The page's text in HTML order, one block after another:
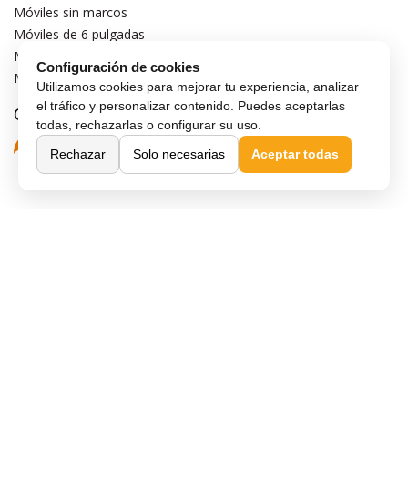
Móviles sin marcos
Móviles de 6 pulgadas
Móviles todoterreno
Móviles 4G
Confianza y seguridad
Configuración de cookies
Utilizamos cookies para mejorar tu experiencia, analizar
el tráfico y personalizar contenido. Puedes aceptarlas
todas, rechazarlas o configurar su uso.
Rechazar
Solo necesarias Aceptar todas